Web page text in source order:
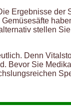
Ergebnisse der
stellen
Denn
Bevor Sie